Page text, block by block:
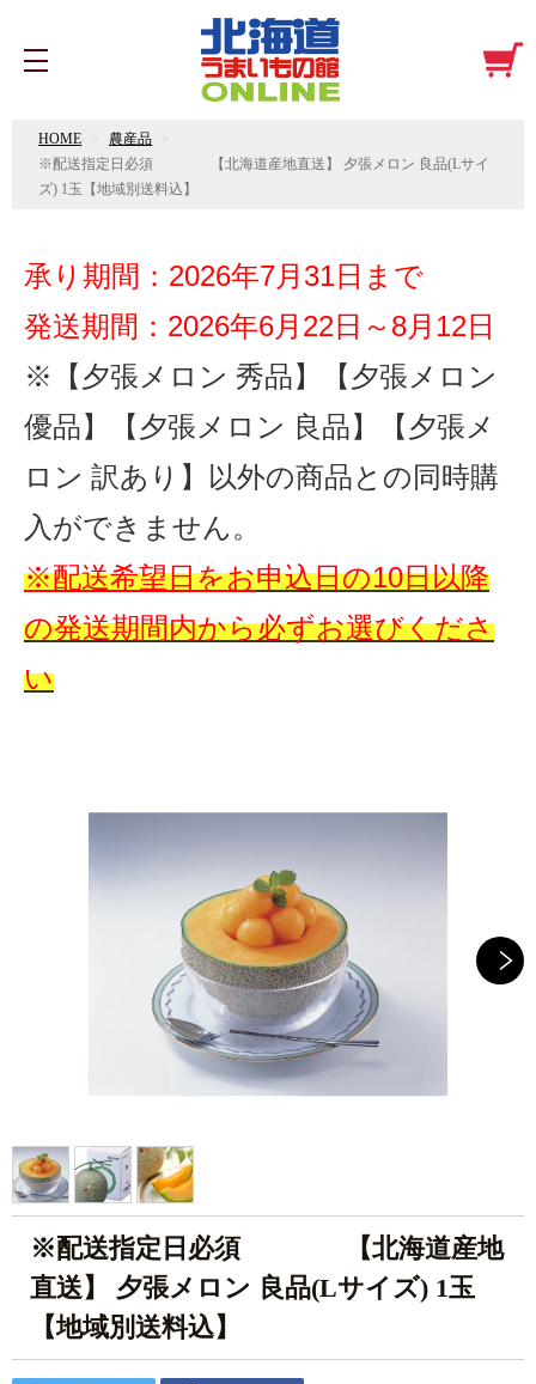
HOME
農産品
※配送指定日必須 【北海道産地直送】 夕張メロン 良品(Lサイ
ズ) 1玉【地域別送料込】
承り期間：2026年7月31日まで
発送期間：2026年6月22日～8月12日
※
【夕張メロン 秀品】【夕張メロン
優品】【夕張メロン 良品】【夕張メ
ロン 訳あり】以外の商品との同時購
入ができません。
※配送希望日をお申込日の10日以降
の発送期間内から必ずお選びくださ
い
※配送指定日必須 【北海道産地
直送】 夕張メロン 良品(Lサイズ) 1玉
【地域別送料込】